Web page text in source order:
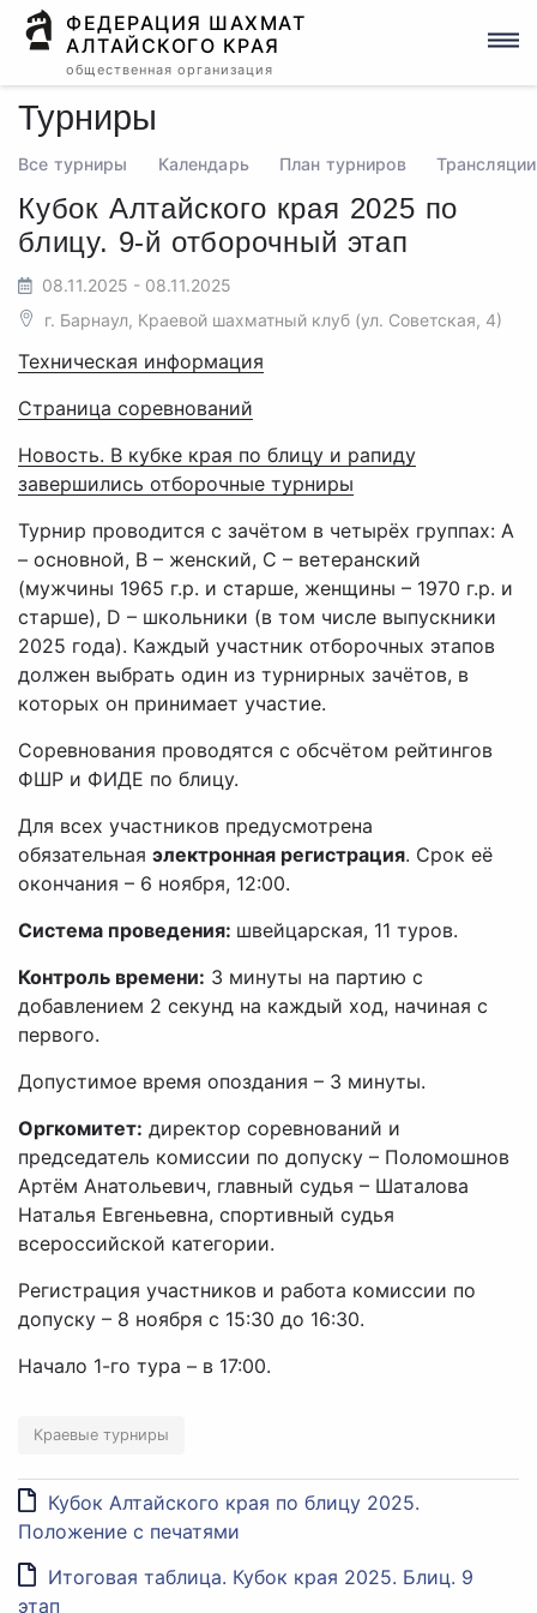
ФЕДЕРАЦИЯ ШАХМАТ
АЛТАЙСКОГО КРАЯ
общественная организация
Турниры
Все турниры Календарь План турниров Трансляции
Кубок Алтайского края 2025 по
блицу. 9-й отборочный этап
08.11.2025 - 08.11.2025
г. Барнаул, Краевой шахматный клуб (ул. Советская, 4)
Техническая информация
Страница соревнований
Новость. В кубке края по блицу и рапиду
завершились отборочные турниры
Турнир проводится с зачётом в четырёх группах: А
– основной, В – женский, С – ветеранский
(мужчины 1965 г.р. и старше, женщины – 1970 г.р. и
старше), D – школьники (в том числе выпускники
2025 года). Каждый участник отборочных этапов
должен выбрать один из турнирных зачётов, в
которых он принимает участие.
Соревнования проводятся с обсчётом рейтингов
ФШР и ФИДЕ по блицу.
Для всех участников предусмотрена
обязательная электронная регистрация. Срок её
окончания – 6 ноября, 12:00.
Система проведения: швейцарская, 11 туров.
Контроль времени: 3 минуты на партию с
добавлением 2 секунд на каждый ход, начиная с
первого.
Допустимое время опоздания – 3 минуты.
Оргкомитет: директор соревнований и
председатель комиссии по допуску – Поломошнов
Артём Анатольевич, главный судья – Шаталова
Наталья Евгеньевна, спортивный судья
всероссийской категории.
Регистрация участников и работа комиссии по
допуску – 8 ноября с 15:30 до 16:30.
Начало 1-го тура – в 17:00.
Краевые турниры
Кубок Алтайского края по блицу 2025.
Положение с печатями
Итоговая таблица. Кубок края 2025. Блиц. 9
этап